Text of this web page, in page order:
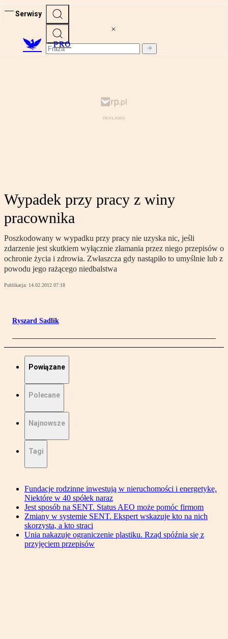
Serwisy
PRO
Wypadek przy pracy z winy
pracownika
Poszkodowany w wypadku przy pracy nie uzyska nic, jeśli
zdarzenie jest skutkiem wyłącznie złamania przez niego przepisów o
ochronie życia i zdrowia. Zwłaszcza gdy nastąpiło to umyślnie lub z
powodu jego rażącego niedbalstwa
Publikacja: 14.02.2012 07:18
Ryszard Sadlik
Powiązane
Polecane
Najnowsze
Tagi
Fundacje rodzinne inwestują w nieruchomości i energetykę.
Niektóre w 40 spółek naraz
Jest sposób na SENT. Status AEO może pomóc firmom
Zmiany w systemie SENT. Ekspert wskazuje kto na nich
skorzysta, a kto straci
Unia nakazuje ograniczenie plastiku. Rząd spóźnia się z
przyjęciem przepisów